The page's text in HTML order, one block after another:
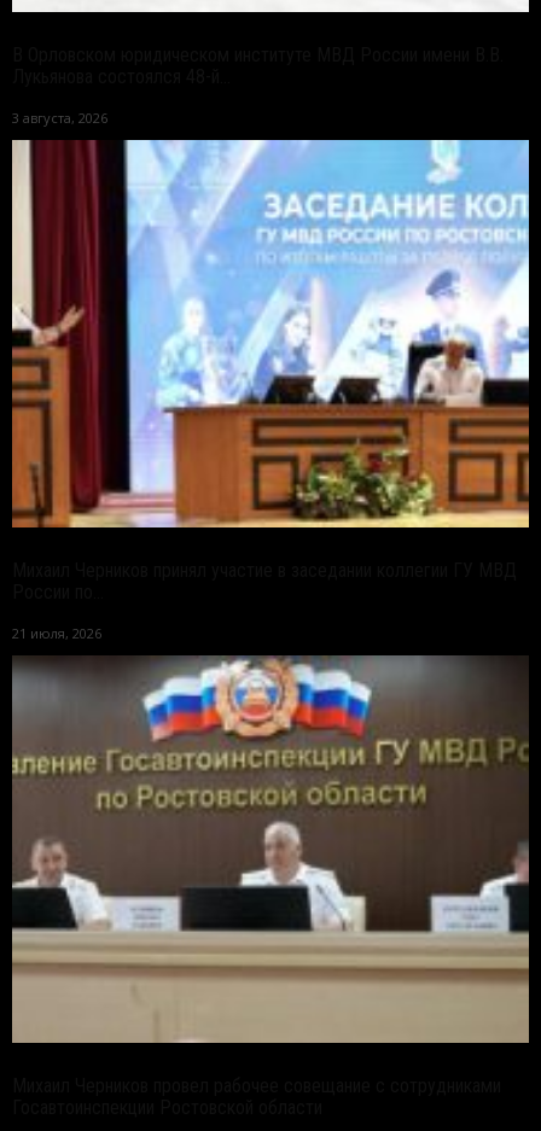
3 августа, 2026
21 июля, 2026